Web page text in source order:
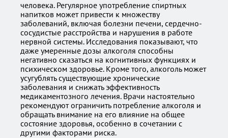
человека. Регулярное употребление спиртных
напитков может привести к множеству
заболеваний, включая болезни печени, сердечно-
сосудистые расстройства и нарушения в работе
нервной системы. Исследования показывают, что
даже умеренные дозы алкоголя способны
негативно сказаться на когнитивных функциях и
психическом здоровье. Кроме того, алкоголь может
усугублять существующие хронические
заболевания и снижать эффективность
медикаментозного лечения. Врачи настоятельно
рекомендуют ограничить потребление алкоголя и
обращать внимание на его влияние на общее
состояние здоровья, особенно в сочетании с
другими факторами риска.